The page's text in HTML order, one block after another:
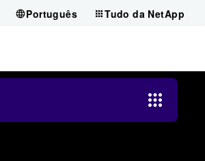
Português Tudo da NetApp